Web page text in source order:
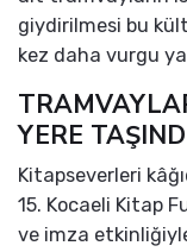
giydirilmesi bu
kez daha vurgu
YERE
Kitapseverleri
15. Kocaeli Kitap
ve imza